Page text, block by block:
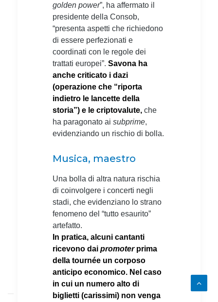
golden power”, ha affermato il
presidente della Consob,
“presenta aspetti che richiedono
di essere perfezionati e
coordinati con le regole dei
trattati europei”. Savona ha
anche criticato i dazi
(operazione che “riporta
indietro le lancette della
storia”) e le criptovalute, che
ha paragonato ai subprime,
evidenziando un rischio di bolla.
Musica, maestro
Una bolla di altra natura rischia
di coinvolgere i concerti negli
stadi, che evidenziano lo strano
fenomeno del “tutto esaurito”
artefatto.
In pratica, alcuni cantanti
ricevono dai promoterprima
della tournée un corposo
anticipo economico. Nel caso
in cui un numero alto di
biglietti (carissimi) non venga